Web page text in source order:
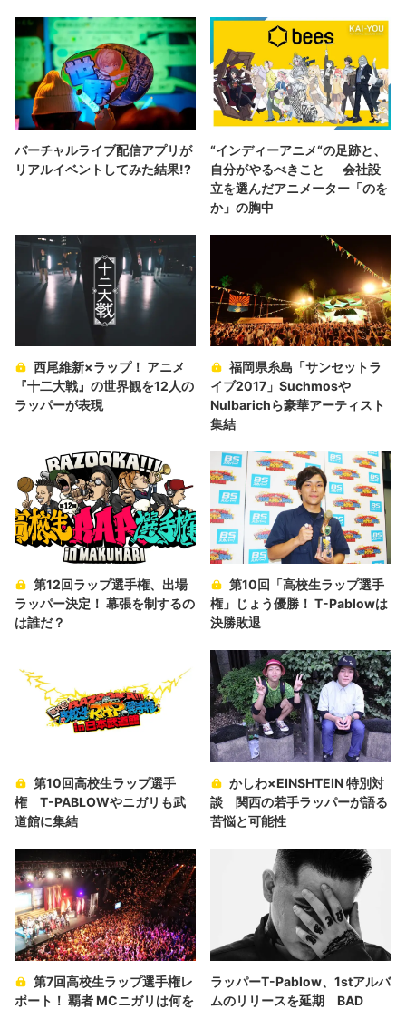
バーチャルライブ配信アプリが
リアルイベントしてみた結果!?
“インディーアニメ“の足跡と、
自分がやるべきこと──会社設
立を選んだアニメーター「のを
か」の胸中
西尾維新×ラップ！ アニメ
『十二大戦』の世界観を12人の
ラッパーが表現
福岡県糸島「サンセットラ
イブ2017」Suchmosや
Nulbarichら豪華アーティスト
集結
第12回ラップ選手権、出場
ラッパー決定！ 幕張を制するの
は誰だ？
第10回「高校生ラップ選手
権」じょう優勝！ T-Pablowは
決勝敗退
第10回高校生ラップ選手
権 T-PABLOWやニガリも武
道館に集結
かしわ×EINSHTEIN 特別対
談 関西の若手ラッパーが語る
苦悩と可能性
第7回高校生ラップ選手権レ
ポート！ 覇者 MCニガリは何を
ラッパーT-Pablow、1stアルバ
ムのリリースを延期 BAD